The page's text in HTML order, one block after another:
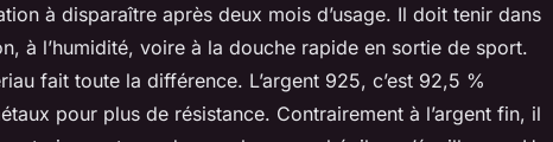
à disparaître après deux mois d’usage. Il doit tenir dans
à l’humidité, voire à la douche rapide en sortie de sport.
fait toute la différence. L’argent 925, c’est 92,5 %
pour plus de résistance. Contrairement à l’argent fin, il